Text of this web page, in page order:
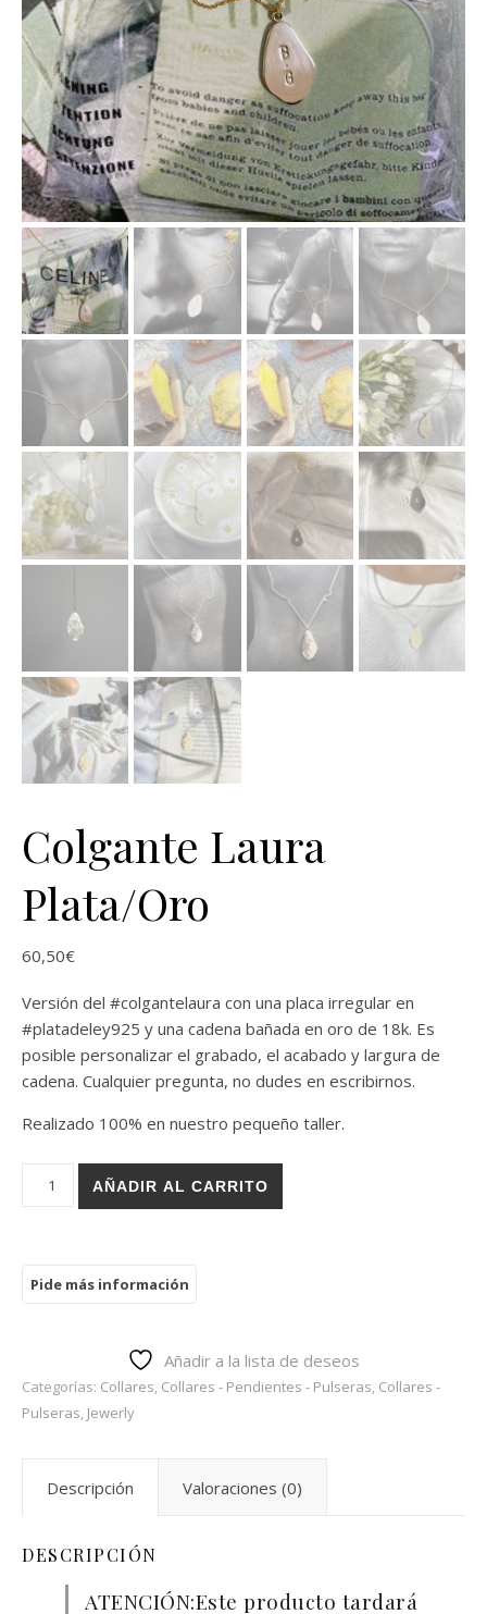
Colgante Laura
Plata/Oro
60,50€
Versión del #colgantelaura con una placa irregular en
#platadeley925 y una cadena bañada en oro de 18k. Es
posible personalizar el grabado, el acabado y largura de
cadena. Cualquier pregunta, no dudes en escribirnos.
Realizado 100% en nuestro pequeño taller.
Colgante Laura Plata/Oro cantidad
AÑADIR AL CARRITO
Añadir a la lista de deseos
Categorías: Collares Collares - Pendientes - Pulseras Collares -
Pulseras Jewerly
Descripción Valoraciones (0)
DESCRIPCIÓN
ATENCIÓN:Este producto tardará